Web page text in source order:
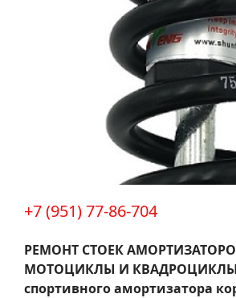
+7 (951) 77-86-704
РЕМОНТ СТОЕК
МОТОЦИКЛЫ И
спортивного амортизатора